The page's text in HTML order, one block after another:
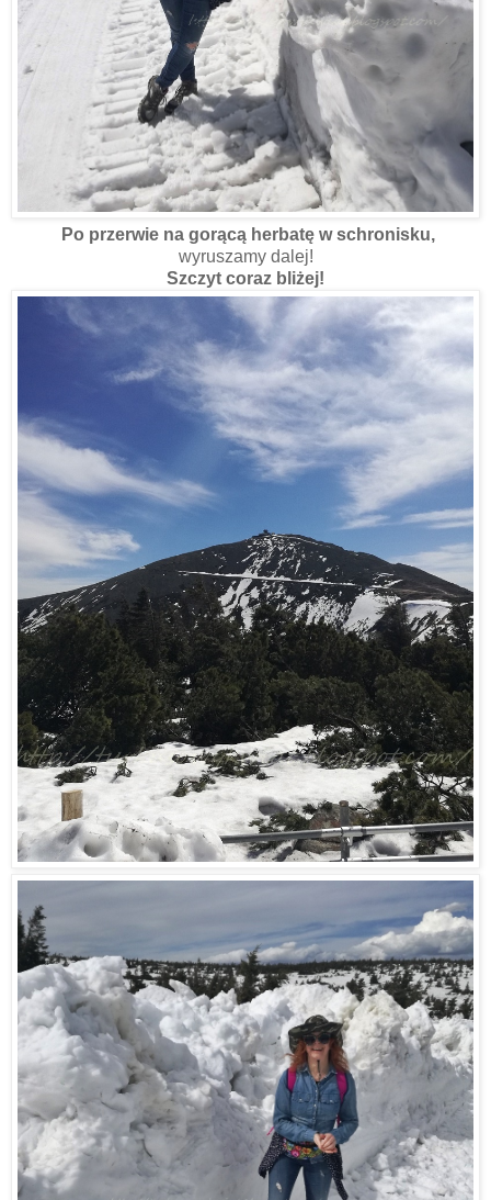
Po przerwie na gorącą herbatę w schronisku,
wyruszamy dalej!
Szczyt coraz bliżej!